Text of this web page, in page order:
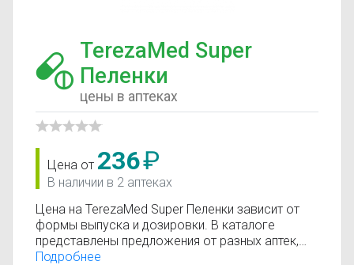
TerezaMed Super
Пеленки
цены в аптеках
Цена от 236₽
В наличии в 2 аптеках
Цена на TerezaMed Super Пеленки зависит от
формы выпуска и дозировки. В каталоге
представлены предложения от разных аптек,
что позволяет быстро найти, где купить
Подробнее